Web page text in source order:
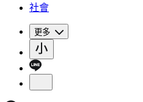
社會
更多